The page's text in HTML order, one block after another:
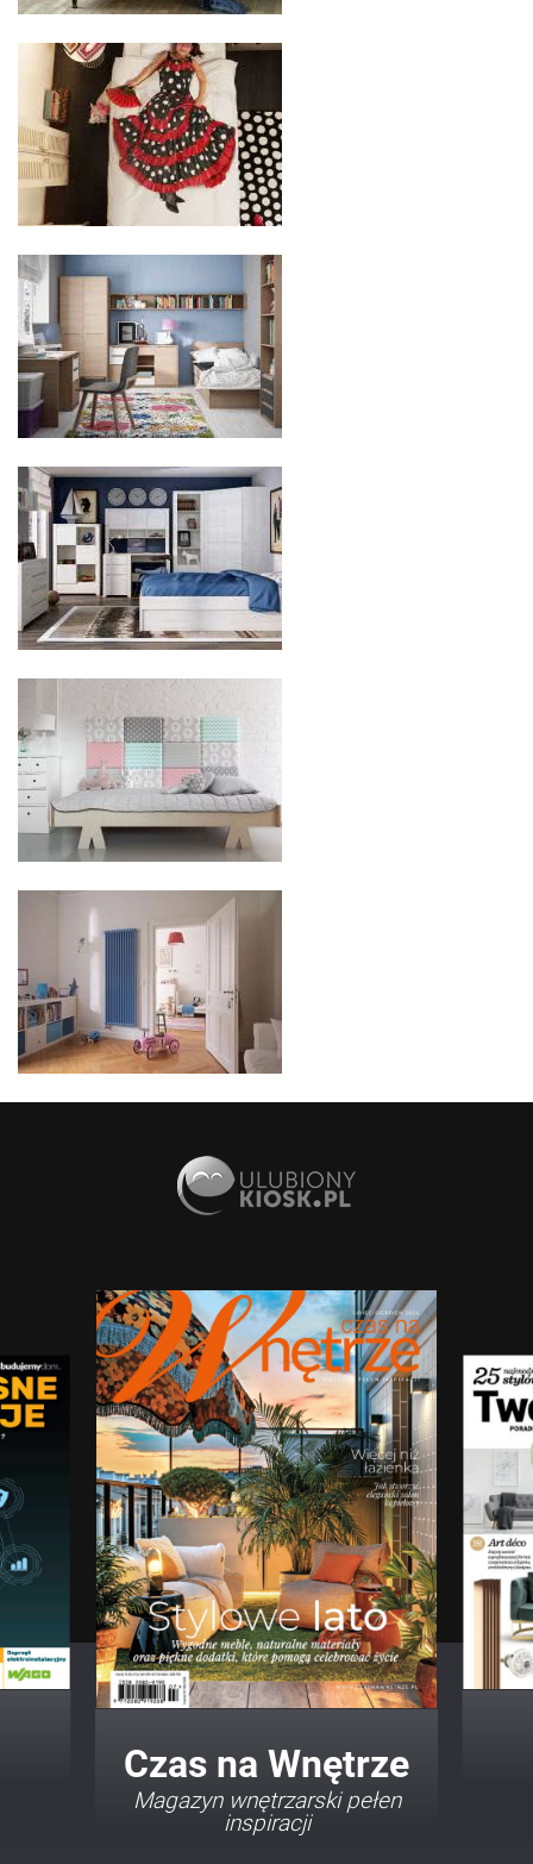
Twój Dom Twój Styl
Porady i inspiracje w
najmodniejszych stylach